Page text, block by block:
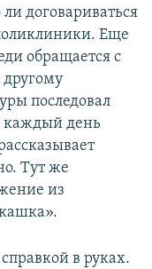
договариваться
Еще
обращается с
другому
последовал
каждый день
Тут же
из
в руках.